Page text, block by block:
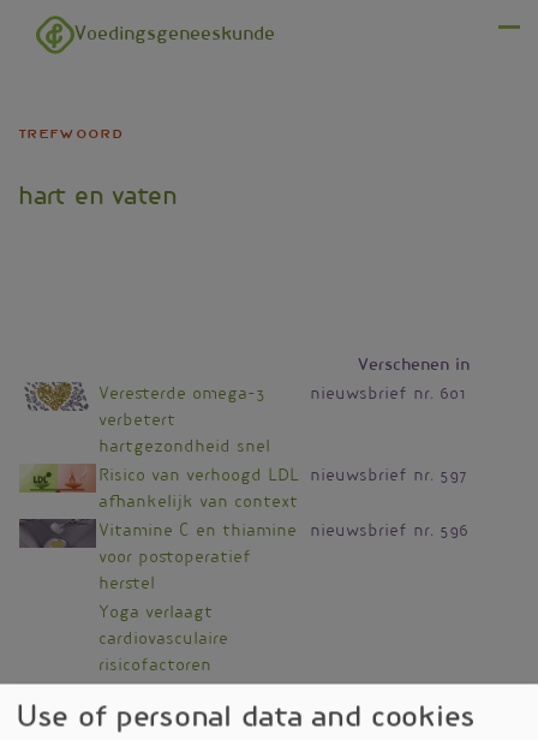
Overslaan en naar de inhoud gaan
Voedingsgeneeskunde
trefwoord
hart en vaten
Verschenen in
Veresterde omega-3
verbetert
hartgezondheid snel
nieuwsbrief nr. 601
Risico van verhoogd LDL
afhankelijk van context
nieuwsbrief nr. 597
Vitamine C en thiamine
voor postoperatief
herstel
nieuwsbrief nr. 596
Yoga verlaagt
cardiovasculaire
risicofactoren
verhoogt hartrisico
Use of personal data and cookies